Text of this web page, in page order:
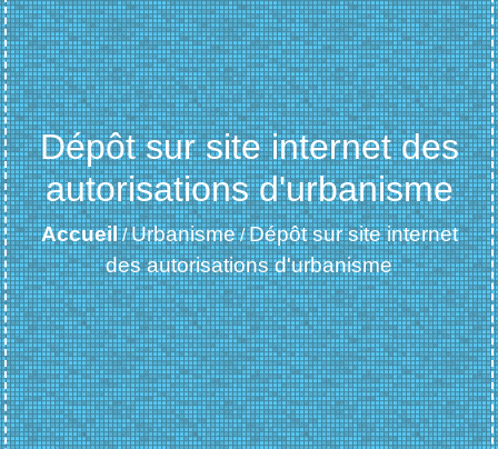
Dépôt sur site internet des
autorisations d'urbanisme
Accueil /Urbanisme/Dépôt sur site internet
des autorisations d'urbanisme